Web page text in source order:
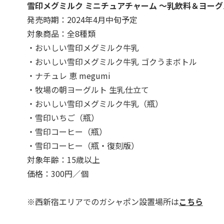
雪印メグミルク ミニチュアチャーム ～乳飲料＆ヨー
発売時期：2024年4月中旬予定
対象商品：全8種類
・おいしい雪印メグミルク牛乳
・おいしい雪印メグミルク牛乳 ゴクうまボトル
・ナチュレ 恵 megumi
・牧場の朝ヨーグルト 生乳仕立て
・おいしい雪印メグミルク牛乳（瓶）
・雪印いちご（瓶）
・雪印コーヒー（瓶）
・雪印コーヒー（瓶・復刻版）
対象年齢：15歳以上
価格：300円／個
※西新宿エリアでのガシャポン設置場所はこちら